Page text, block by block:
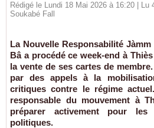
Rédigé le Lundi 18 Mai 2026 à 16:20 | Lu
Soukabé Fall
La Nouvelle Responsabilité
Bâ a procédé ce week-end à
la vente de ses cartes de
par des appels à la
critiques contre le régime
responsable du mouvement à
préparer activement pour les
politiques.